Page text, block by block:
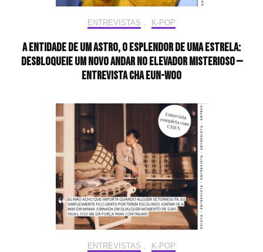
ENTREVISTAS K-POP
A entidade de um astro, o esplendor de uma estrela:
desbloqueie um novo andar no elevador misterioso —
Entrevista CHA EUN-WOO
ENTREVISTAS K-POP